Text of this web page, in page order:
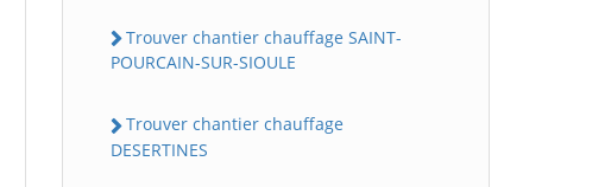
Trouver chantier chauffage SAINT-
POURCAIN-SUR-SIOULE
Trouver chantier chauffage
DESERTINES